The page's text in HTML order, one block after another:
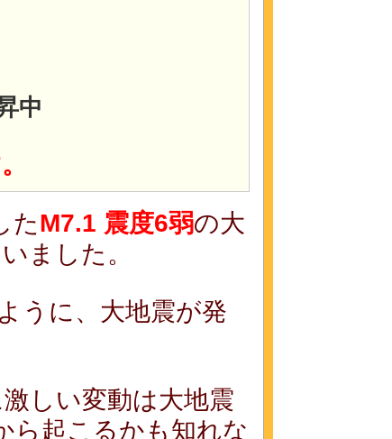
中
たM7.1 震度6弱の大
ました。
うに、大地震が発
しい変動は大地震
ら起こるかも知れな